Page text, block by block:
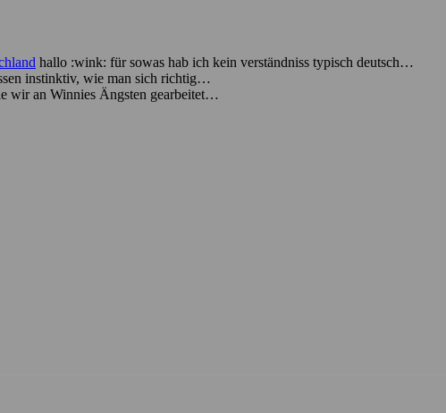
hallo :wink: für sowas hab ich kein verständniss typisch deutsch…
instinktiv, wie man sich richtig…
wir an Winnies Ängsten gearbeitet…